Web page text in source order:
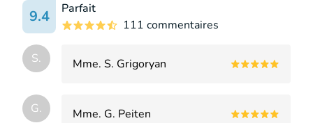
9.4
Parfait
111 commentaires
S. Mme. S. Grigoryan
G. Mme. G. Peiten